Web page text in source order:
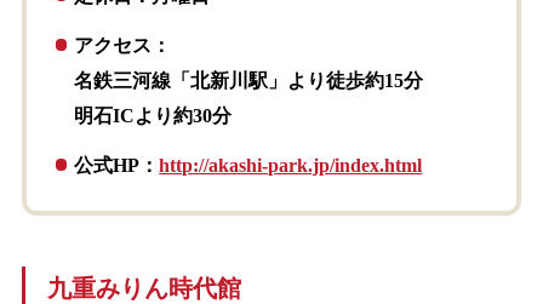
アクセス：
名鉄三河線「北新川駅」より徒歩約15分
明石ICより約30分
公式HP：http://akashi-park.jp/index.html
九重みりん時代館